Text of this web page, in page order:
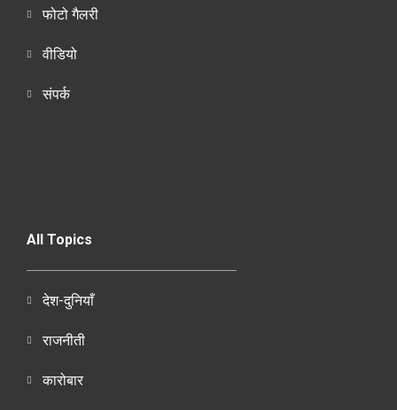
फोटो गैलरी
वीडियो
संपर्क
All Topics
देश-दुनियाँ
राजनीती
कारोबार